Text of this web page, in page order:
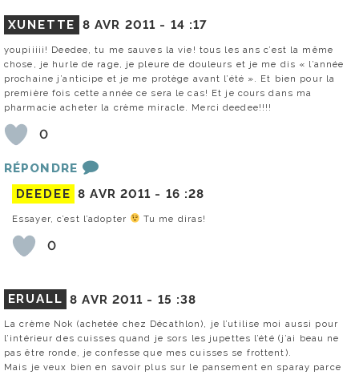
XUNETTE 8 AVR 2011 - 14 :17
youpiiiii! Deedee, tu me sauves la vie! tous les ans c’est la même
chose, je hurle de rage, je pleure de douleurs et je me dis « l’année
prochaine j’anticipe et je me protège avant l’été ». Et bien pour la
première fois cette année ce sera le cas! Et je cours dans ma
pharmacie acheter la crème miracle. Merci deedee!!!!
0
RÉPONDRE
DEEDEE 8 AVR 2011 - 16 :28
Essayer, c’est l’adopter Tu me diras!
0
ERUALL 8 AVR 2011 - 15 :38
La crème Nok (achetée chez Décathlon), je l’utilise moi aussi pour
l’intérieur des cuisses quand je sors les jupettes l’été (j’ai beau ne
pas être ronde, je confesse que mes cuisses se frottent).
Mais je veux bien en savoir plus sur le pansement en sparay parce